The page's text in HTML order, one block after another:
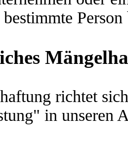
richtet
in unseren